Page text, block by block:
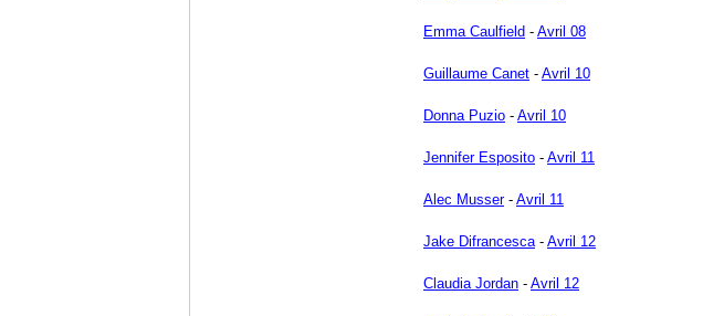
Emma Caulfield - Avril 08
Guillaume Canet - Avril 10
Donna Puzio - Avril 10
Jennifer Esposito - Avril 11
Alec Musser- Avril 11
Jake Difrancesca- Avril 12
Claudia Jordan - Avril 12